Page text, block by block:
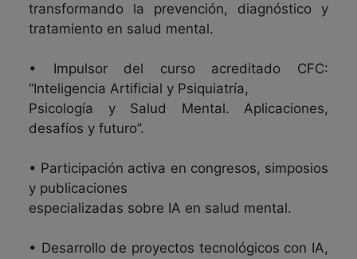
transformando la prevención, diagnóstico y
tratamiento en salud mental.
• Impulsor del curso acreditado CFC:
“Inteligencia Artificial y Psiquiatría,
Psicología y Salud Mental. Aplicaciones,
desafíos y futuro”.
• Participación activa en congresos, simposios
y publicaciones
especializadas sobre IA en salud mental.
• Desarrollo de proyectos tecnológicos con IA,